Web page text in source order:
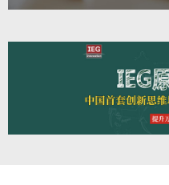
百年老店必经之路,
唯有创新不变
开发新产品具有十分重要的战